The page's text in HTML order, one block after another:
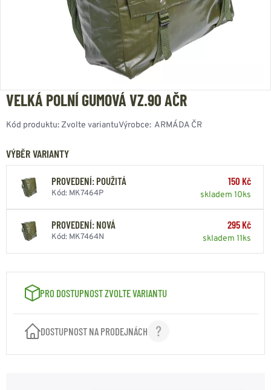
VELKÁ POLNÍ GUMOVÁ VZ.90 AČR
Kód produktu: Zvolte variantuVýrobce: ARMÁDA ČR
VÝBĚR VARIANTY
PROVEDENÍ: POUŽITÁ
Kód: MK7464P
150 Kč
skladem 10ks
PROVEDENÍ: NOVÁ
Kód: MK7464N
295 Kč
skladem 11ks
PRO DOSTUPNOST ZVOLTE VARIANTU
DOSTUPNOST NA PRODEJNÁCH